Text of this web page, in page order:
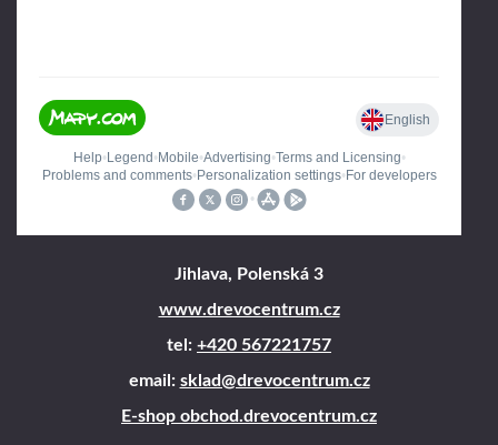
Jihlava, Polenská 3
www.drevocentrum.cz
tel: +420 567221757
email: sklad@drevocentrum.cz
E-shop obchod.drevocentrum.cz